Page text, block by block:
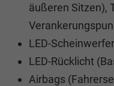
äußeren Sitzen),
LED-
LED-Rücklicht
Airbags